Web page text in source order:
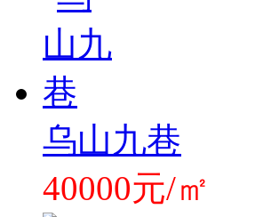
乌山九巷
40000元/㎡